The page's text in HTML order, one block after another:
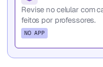
Revise no celular com
feitos por professores.
NO APP